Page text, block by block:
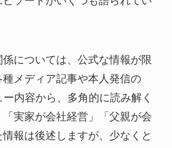
については、公式な情報が限
種メディア記事や本人発信の
内容から、多角的に読み解く
実家が会社経営」「父親が会
報は後述しますが、少なくと